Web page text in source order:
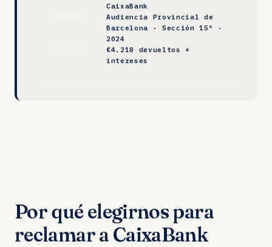
CaixaBank
Audiencia Provincial de
Barcelona · Sección 15ª ·
2024
€4.218 devueltos +
intereses
Por qué elegirnos para
reclamar a CaixaBank